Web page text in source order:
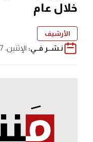
خلال عام
الأرشيف
نـشــر فــي: الإثنين، 7 سبتمبر 2020 | 1:40 م